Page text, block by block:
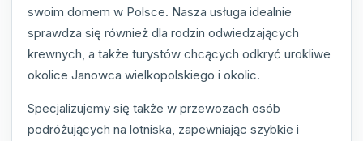
swoim domem w Polsce. Nasza usługa idealnie
sprawdza się również dla rodzin odwiedzających
krewnych, a także turystów chcących odkryć urokliwe
okolice Janowca wielkopolskiego i okolic.
Specjalizujemy się także w przewozach osób
podróżujących na lotniska, zapewniając szybkie i